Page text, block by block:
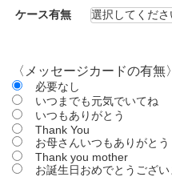
ケース有無
〈メッセージカードの有無〉
必要なし
いつまでも元気でいてね
いつもありがとう
Thank You
お母さんいつもありがとう
Thank you mother
お誕生日おめでとうござい